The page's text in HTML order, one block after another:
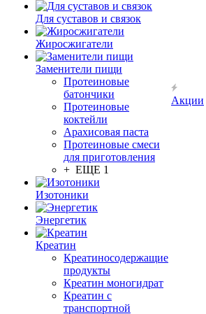
Для суставов и связок
Жиросжигатели
Заменители пищи
Протеиновые
батончики
Протеиновые
коктейли
Арахисовая паста
Протеиновые смеси
для приготовления
+ ЕЩЕ 1
Изотоники
Энергетик
Креатин
Креатиносодержащие
продукты
Креатин моногидрат
Креатин с
транспортной
Акции